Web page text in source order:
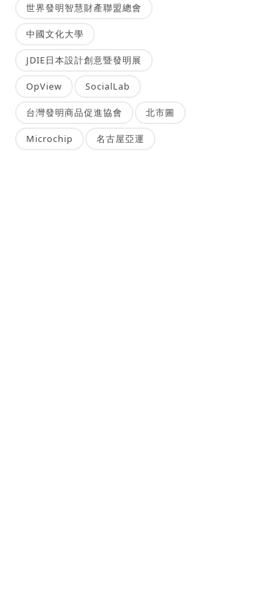
世界發明智慧財產聯盟總會
中國文化大學
JDIE日本設計創意暨發明展
OpView SocialLab
台灣發明商品促進協會 北市圖
Microchip 名古屋亞運